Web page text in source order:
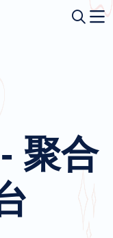
聚合